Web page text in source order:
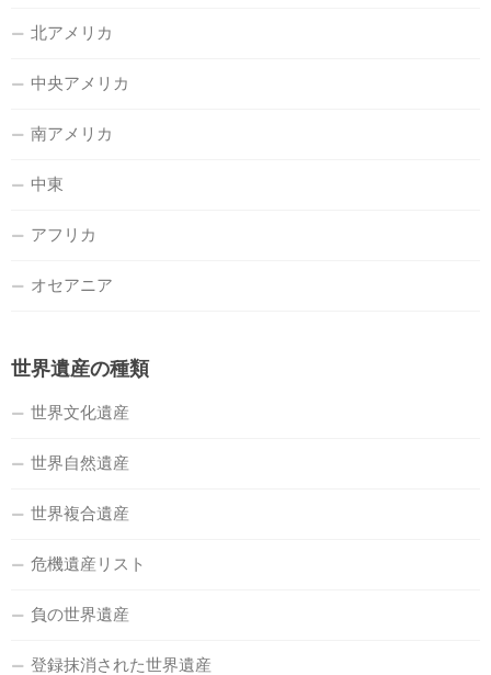
北アメリカ
中央アメリカ
南アメリカ
中東
アフリカ
オセアニア
世界遺産の種類
世界文化遺産
世界自然遺産
世界複合遺産
危機遺産リスト
負の世界遺産
登録抹消された世界遺産